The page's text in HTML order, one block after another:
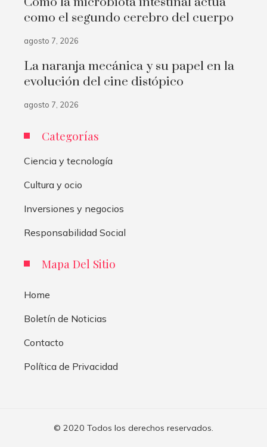
como el segundo cerebro del cuerpo
agosto 7, 2026
La naranja mecánica y su papel en la
evolución del cine distópico
agosto 7, 2026
Categorías
Ciencia y tecnología
Cultura y ocio
Inversiones y negocios
Responsabilidad Social
Mapa Del Sitio
Home
Boletín de Noticias
Contacto
Política de Privacidad
© 2020 Todos los derechos reservados.